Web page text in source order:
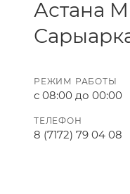
Астана
РЕЖИМ РАБОТЫ
с 08:00 до 00:00
ТЕЛЕФОН
8 (7172) 79 04 08